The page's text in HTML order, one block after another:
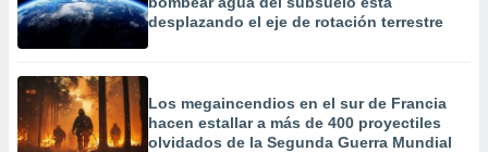
desplazando el eje de rotación terrestre
Los megaincendios en el sur de Francia
hacen estallar a más de 400 proyectiles
olvidados de la Segunda Guerra Mundial